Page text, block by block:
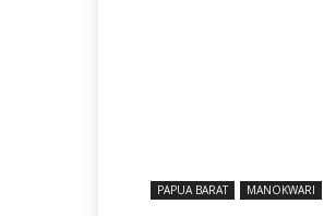
PAPUA BARAT MANOKWARI